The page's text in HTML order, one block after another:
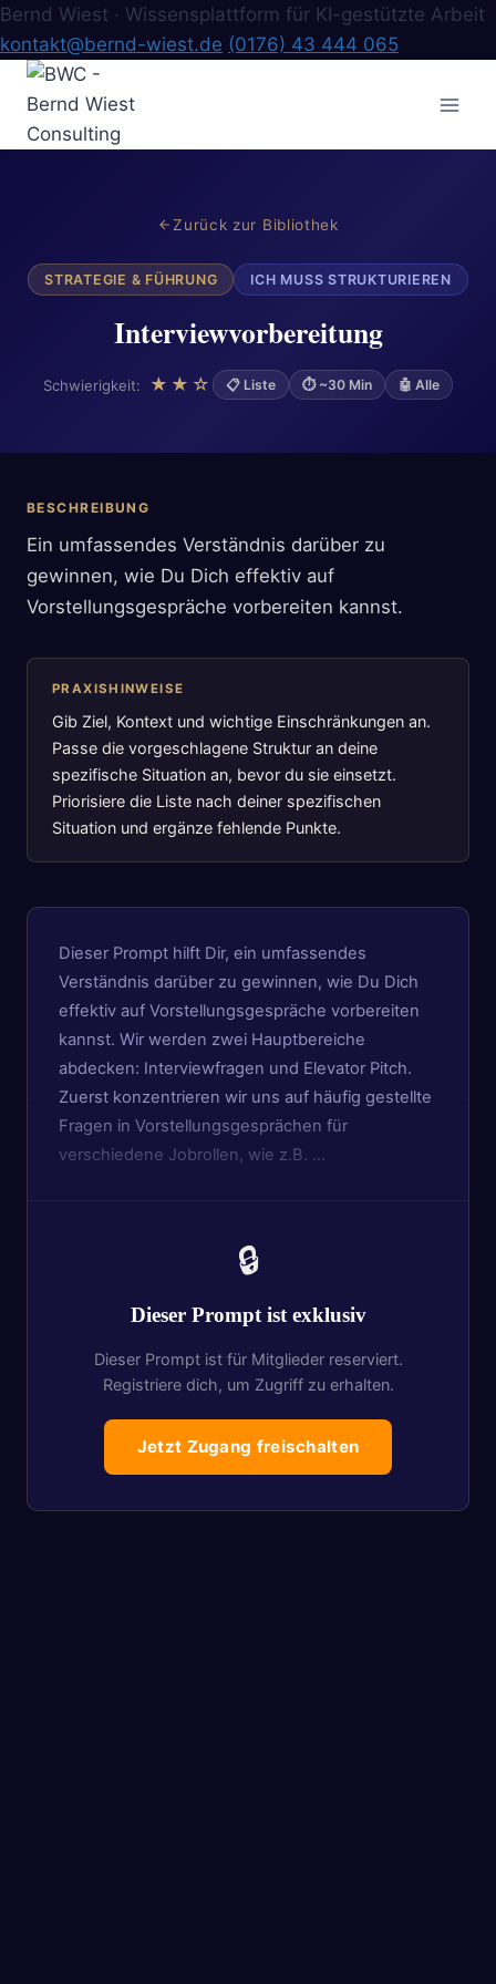
Bernd Wiest · Wissensplattform für KI-gestützte Arbeit
kontakt@bernd-wiest.de (0176) 43 444 065
Zum
Inhalt
springen
Zurück zur Bibliothek
STRATEGIE & FÜHRUNG ICH MUSS STRUKTURIEREN
Interviewvorbereitung
Schwierigkeit: ★★☆ 📋 Liste ⏱ ~30 Min 🤖 Alle
BESCHREIBUNG
Ein umfassendes Verständnis darüber zu
gewinnen, wie Du Dich effektiv auf
Vorstellungsgespräche vorbereiten kannst.
PRAXISHINWEISE
Gib Ziel, Kontext und wichtige Einschränkungen an.
Passe die vorgeschlagene Struktur an deine
spezifische Situation an, bevor du sie einsetzt.
Priorisiere die Liste nach deiner spezifischen
Situation und ergänze fehlende Punkte.
Dieser Prompt hilft Dir, ein umfassendes
Verständnis darüber zu gewinnen, wie Du Dich
effektiv auf Vorstellungsgespräche vorbereiten
kannst. Wir werden zwei Hauptbereiche
abdecken: Interviewfragen und Elevator Pitch.
Zuerst konzentrieren wir uns auf häufig gestellte
Fragen in Vorstellungsgesprächen für
verschiedene Jobrollen, wie z.B. …
🔒
Dieser Prompt ist exklusiv
Dieser Prompt ist für Mitglieder reserviert.
Registriere dich, um Zugriff zu erhalten.
Jetzt Zugang freischalten